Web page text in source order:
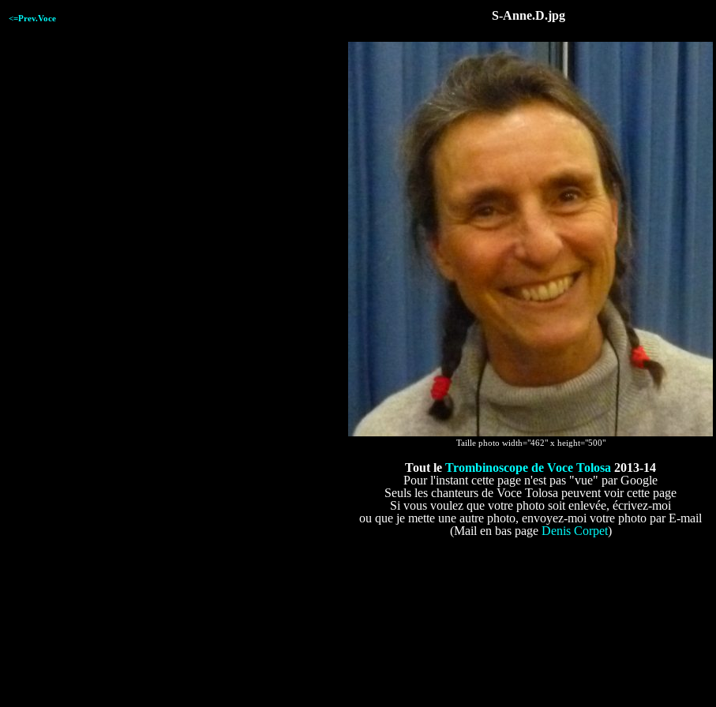
<=Prev.Voce S-Anne.D.jpg
Taille photo width="462" x height="500"
Tout le Trombinoscope de Voce Tolosa 2013-14
Pour l'instant cette page n'est pas "vue" par Google
Seuls les chanteurs de Voce Tolosa peuvent voir cette page
Si vous voulez que votre photo soit enlevée, écrivez-moi
ou que je mette une autre photo, envoyez-moi votre photo par E-mail
(Mail en bas page Denis Corpet)